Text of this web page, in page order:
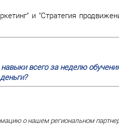
и "Стратегия
всего за неделю
о нашем региональном